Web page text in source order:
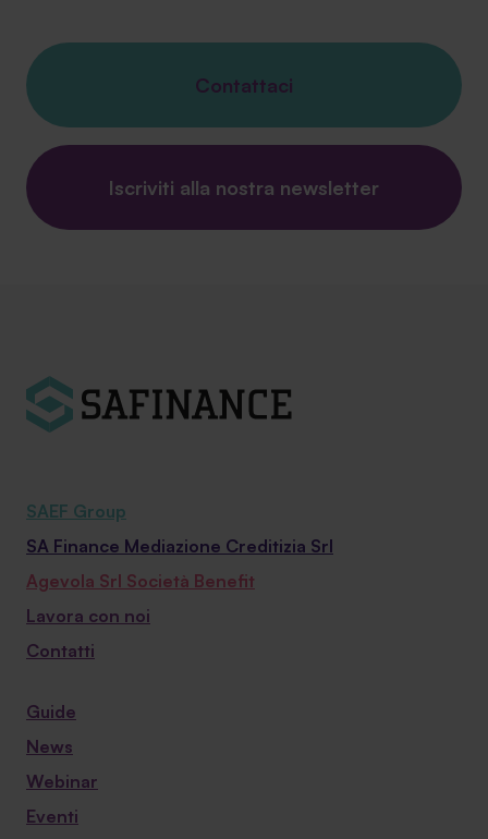
Contattaci
Iscriviti alla nostra newsletter
SAEF Group
SA Finance Mediazione Creditizia Srl
Agevola Srl Società Benefit
Lavora con noi
Contatti
Guide
News
Webinar
Eventi